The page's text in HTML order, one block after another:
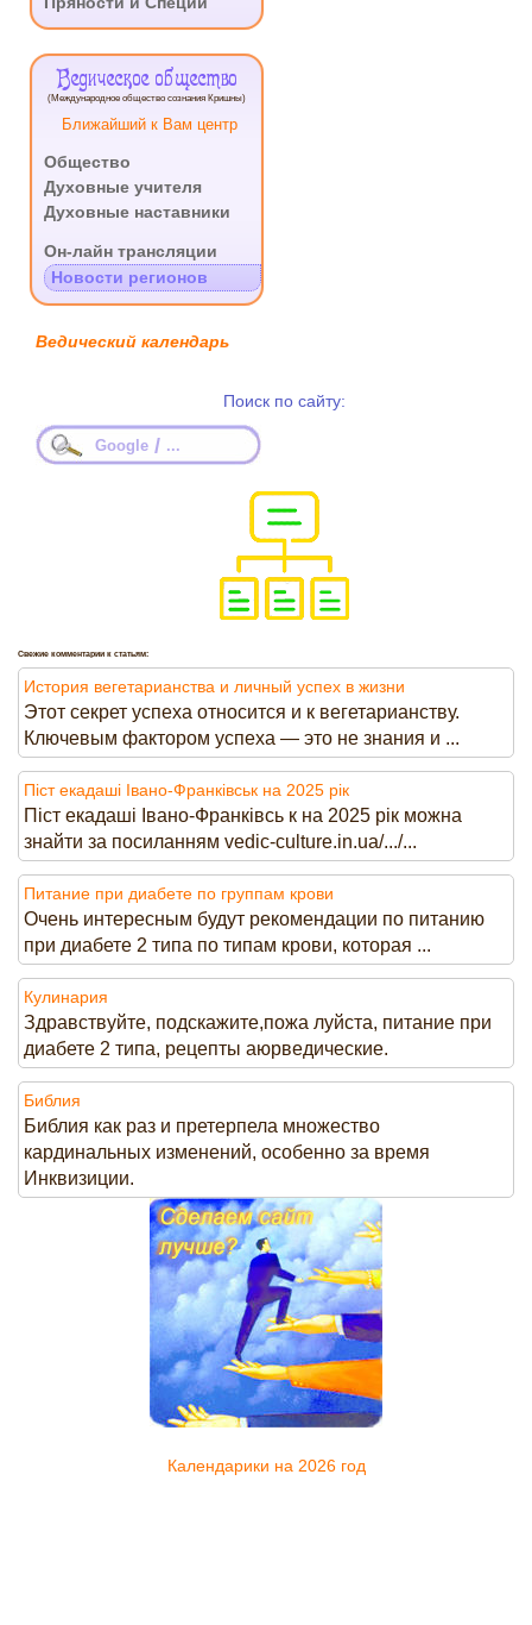
Ведическое общество
(Международное общество сознания Кришны)
Ближайший к Вам центр
Общество
Духовные учителя
Духовные наставники
Он-лайн трансляции
Новости регионов
Ведический календарь
Поиск по сайту:
Google / ...
Свежие комментарии к статьям:
История вегетарианства и личный успех в жизни
Этот секрет успеха относится и к вегетарианству.
Ключевым фактором успеха — это не знания и ...
Піст екадаші Івано-Франківськ на 2025 рік
Піст екадаші Івано-Франківсь к на 2025 рік можна
знайти за посиланням vedic-culture.in.ua/.../...
Питание при диабете по группам крови
Очень интересным будут рекомендации по питанию
при диабете 2 типа по типам крови, которая ...
Кулинария
Здравствуйте, подскажите,пожа луйста, питание при
диабете 2 типа, рецепты аюрведические.
Библия
Библия как раз и претерпела множество
кардинальных изменений, особенно за время
Инквизиции.
Календарики на 2026 год